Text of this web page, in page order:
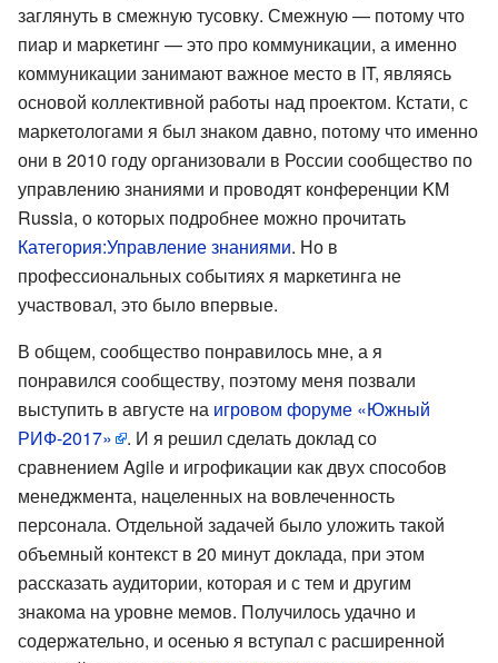
заглянуть в смежную тусовку. Смежную — потому что
пиар и маркетинг — это про коммуникации, а именно
коммуникации занимают важное место в IT, являясь
основой коллективной работы над проектом. Кстати, с
маркетологами я был знаком давно, потому что именно
они в 2010 году организовали в России сообщество по
управлению знаниями и проводят конференции KM
Russia, о которых подробнее можно прочитать
Категория:Управление знаниями. Но в
профессиональных событиях я маркетинга не
участвовал, это было впервые.
В общем, сообщество понравилось мне, а я
понравился сообществу, поэтому меня позвали
выступить в августе на игровом форуме «Южный
РИФ-2017»
. И я решил сделать доклад со
сравнением Agile и игрофикации как двух способов
менеджмента, нацеленных на вовлеченность
персонала. Отдельной задачей было уложить такой
объемный контекст в 20 минут доклада, при этом
рассказать аудитории, которая и с тем и другим
знакома на уровне мемов. Получилось удачно и
содержательно, и осенью я вступал с расширенной